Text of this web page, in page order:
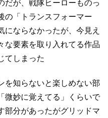
が、 戦隊ヒーローものっ
の「トランスフォーマー
にならなかったが、今見え
な要素を取り入れてる作品
てしまった
を知らないと楽しめない部
微妙に覚えてる」くらいで
部分があったがグリッドマ